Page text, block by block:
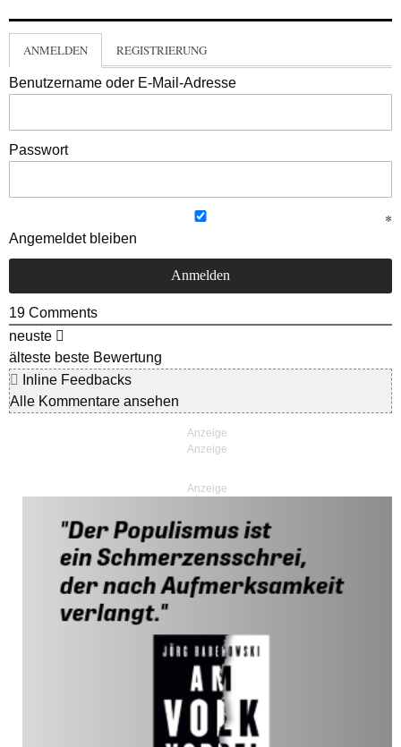
ANMELDEN REGISTRIERUNG
Benutzername oder E-Mail-Adresse
Passwort
Angemeldet bleiben
19 Comments
neuste
älteste beste Bewertung
Inline Feedbacks
Alle Kommentare ansehen
Anzeige